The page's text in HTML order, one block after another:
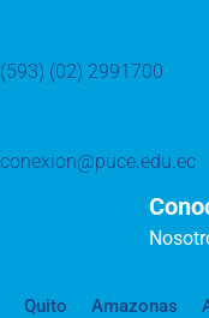
(593) (02) 2991700
conexion@puce.edu.ec
Quito Amazonas